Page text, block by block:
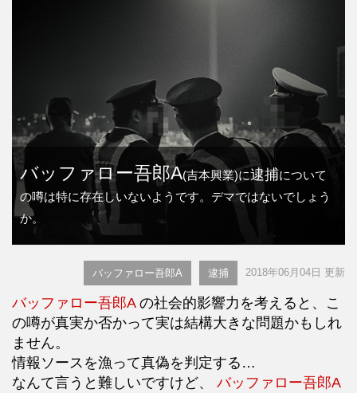
バッファロー吾郎A(吉本興業)に逮捕について
の噂は特に存在しいないようです。デマではないでしょう
か。
バッファロー吾郎A 逮捕 2018年06月04日 更新
バッファロー吾郎Aの社会的影響力を考えると、こ
の噂が真実か否かって実は結構大きな問題かもしれ
ません。
情報ソースを漁って真偽を判定する…
なんて言うと難しいですけど、 バッファロー吾郎A